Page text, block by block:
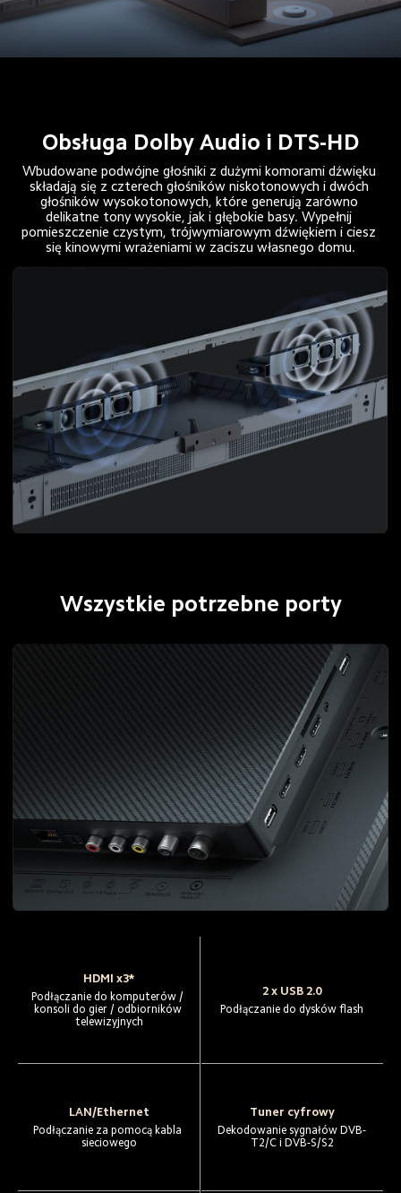
Obsługa Dolby Audio i DTS-HD
Wbudowane podwójne głośniki z dużymi komorami dźwięku
składają się z czterech głośników niskotonowych i dwóch
głośników wysokotonowych, które generują zarówno
delikatne tony wysokie, jak i głębokie basy. Wypełnij
pomieszczenie czystym, trójwymiarowym dźwiękiem i ciesz
się kinowymi wrażeniami w zaciszu własnego domu.
Wszystkie potrzebne porty
HDMI x3*
Podłączanie do komputerów /
konsoli do gier / odbiorników
telewizyjnych
2 x USB 2.0
Podłączanie do dysków flash
LAN/Ethernet
Podłączanie za pomocą kabla
sieciowego
Tuner cyfrowy
Dekodowanie sygnałów DVB-
T2/C i DVB-S/S2